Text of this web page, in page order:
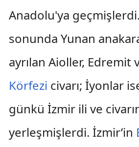
Anadolu'ya
sonunda Yunan
ayrılan Aioller, Edremit
Körfezi civarı; İyonlar
günkü İzmir ili ve
yerleşmişlerdi. İzmir’in